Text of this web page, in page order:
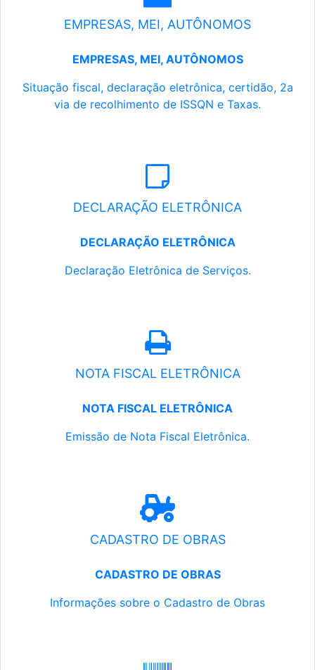
EMPRESAS, MEI, AUTÔNOMOS
EMPRESAS, MEI, AUTÔNOMOS
Situação fiscal, declaração eletrônica, certidão, 2a
via de recolhimento de ISSQN e Taxas.
DECLARAÇÃO ELETRÔNICA
DECLARAÇÃO ELETRÔNICA
Declaração Eletrônica de Serviços.
NOTA FISCAL ELETRÔNICA
NOTA FISCAL ELETRÔNICA
Emissão de Nota Fiscal Eletrônica.
CADASTRO DE OBRAS
CADASTRO DE OBRAS
Informações sobre o Cadastro de Obras